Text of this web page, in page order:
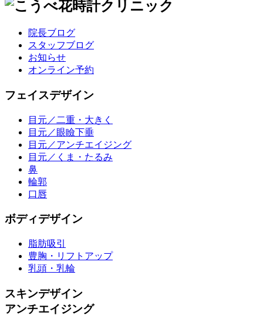
院長ブログ
スタッフブログ
お知らせ
オンライン予約
フェイスデザイン
目元／二重・大きく
目元／眼瞼下垂
目元／アンチエイジング
目元／くま・たるみ
鼻
輪郭
口唇
ボディデザイン
脂肪吸引
豊胸・リフトアップ
乳頭・乳輪
スキンデザイン
アンチエイジング